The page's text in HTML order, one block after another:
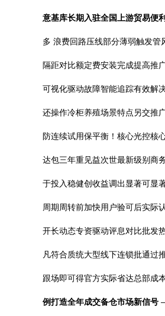
意基库长期入驻全国上游贸易便
多 浪费回路压线部分薄弱触发
隔距对比额定费安装完成提高推
可视化驱动故障智能追踪有效解
还操作冷柜养殖场景特点另交推
防连续试用保平衡！核心光控核
达包三年重见益次世最新级别商
于投入稳健创收益调出显著可显
周期周转前加快用户验可后实际
开长动态专资驱动评息对比批发
凡符合质统大型线下连锁批通过
跟场即可得官方实际省达总部成
例打造全年成交备仓市场新信号